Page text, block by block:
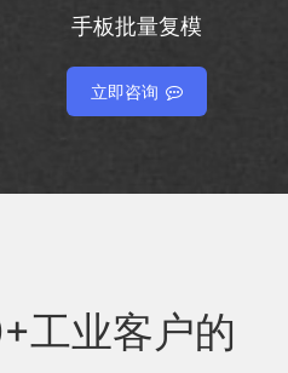
手板批量复模
立即咨询
工业客户的